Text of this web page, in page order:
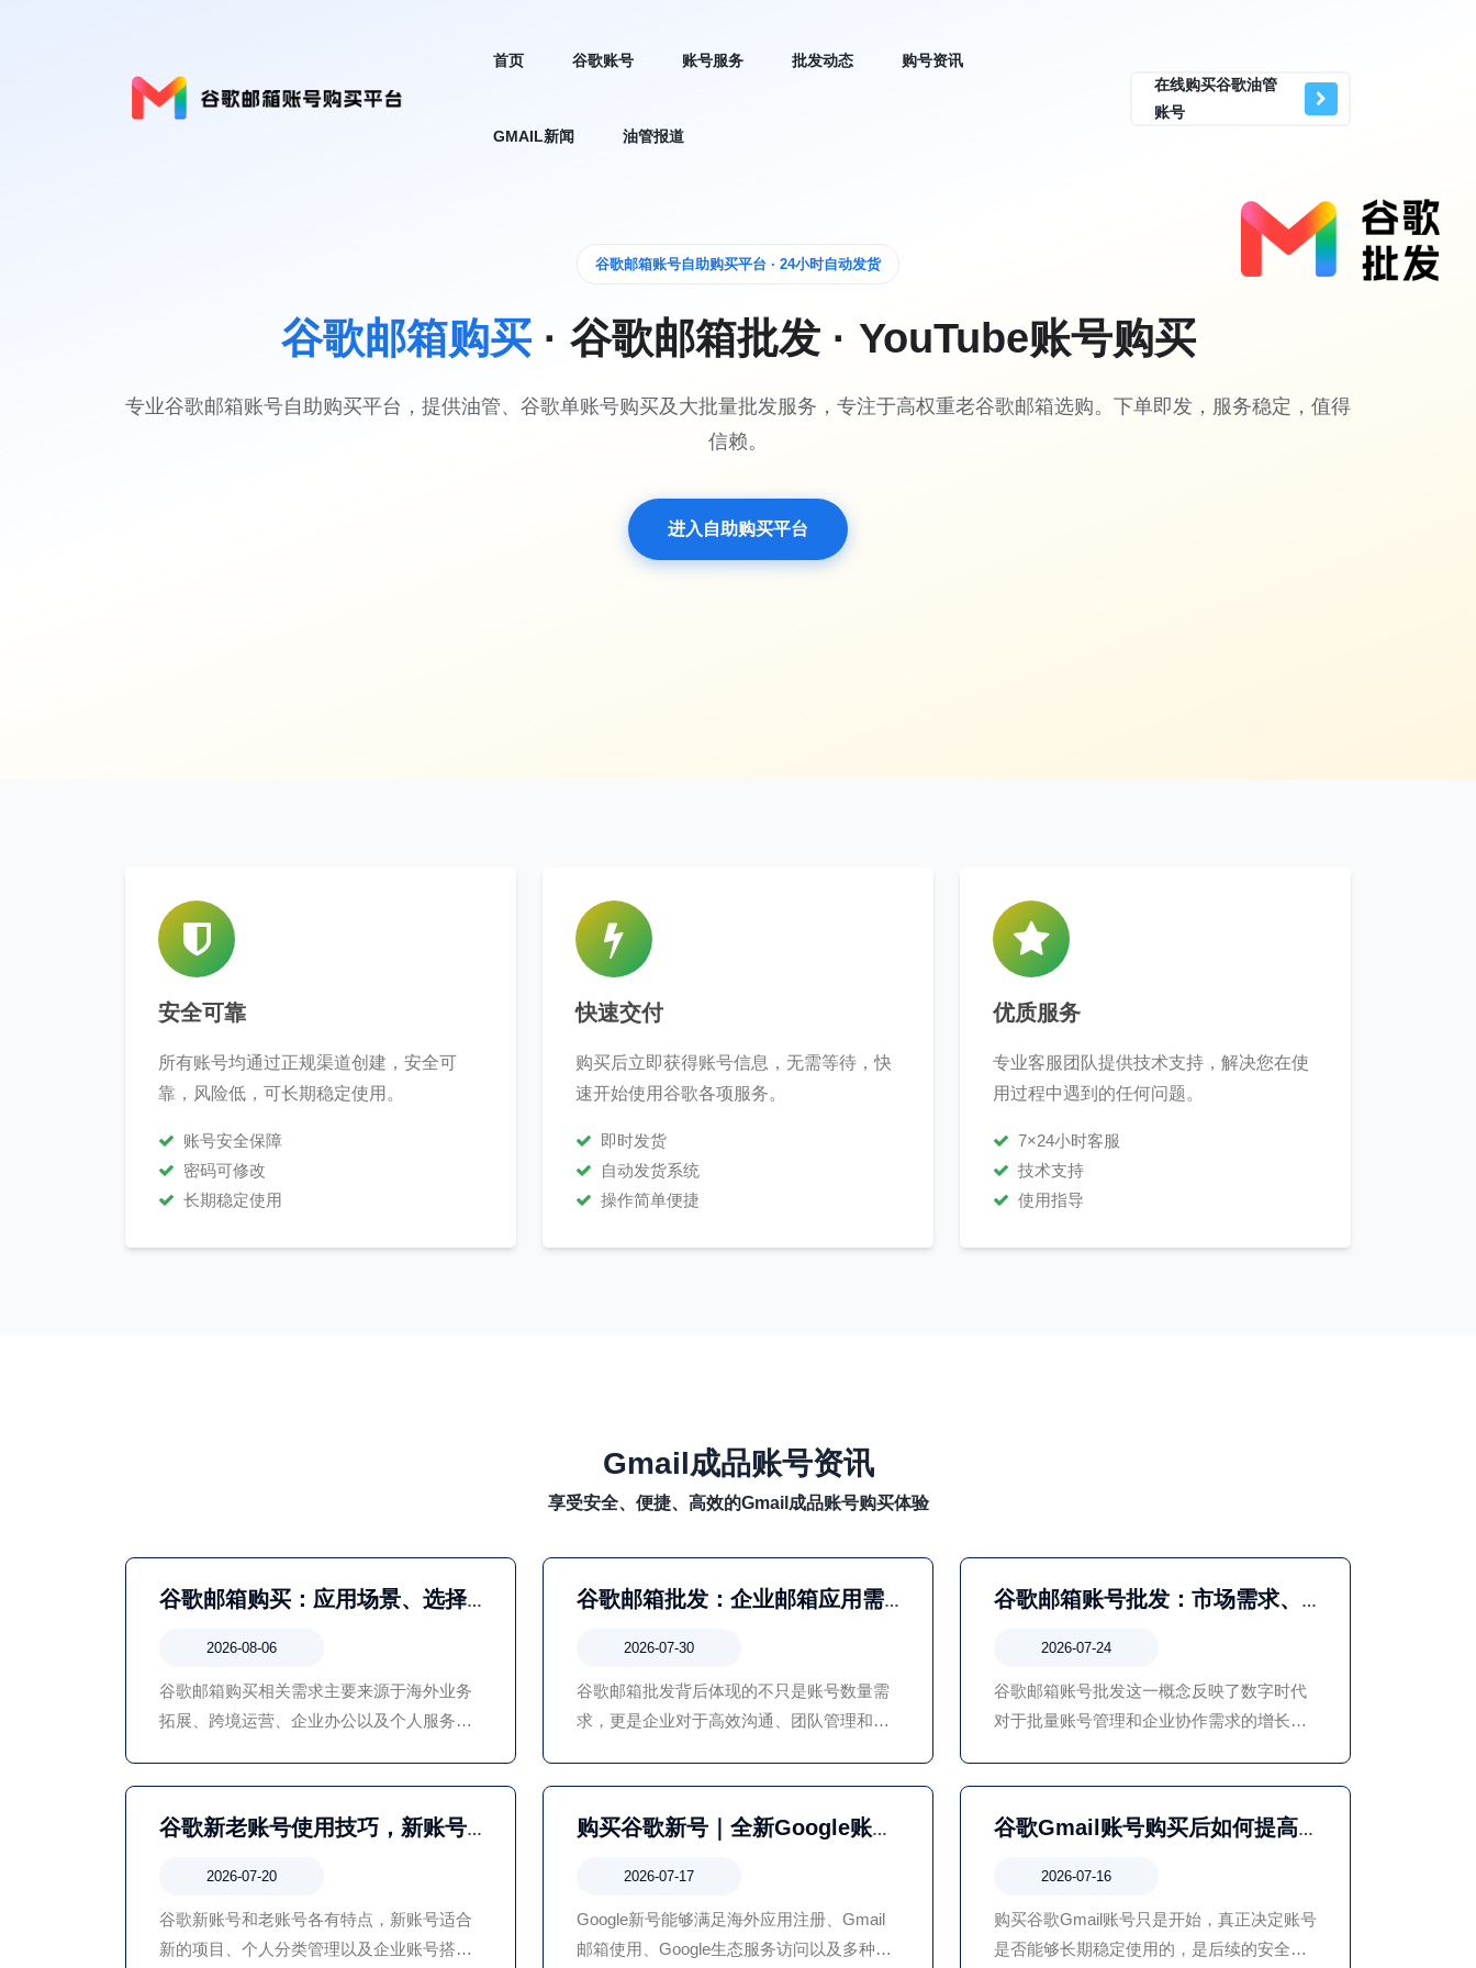
首页 谷歌账号 账号服务 批发动态 购号资讯
GMAIL新闻 油管报道
在线购买谷歌油管
账号
谷歌邮箱账号自助购买平台 · 24小时自动发货
谷歌邮箱购买· 谷歌邮箱批发 · YouTube账号购买
专业谷歌邮箱账号自助购买平台，提供油管、谷歌单账号购买及大批量批发服务，专注于高权重老谷歌邮箱选购。下单即发，服务稳定，值得
信赖。
进入自助购买平台
安全可靠
所有账号均通过正规渠道创建，安全可
靠，风险低，可长期稳定使用。
账号安全保障
密码可修改
长期稳定使用
快速交付
购买后立即获得账号信息，无需等待，快
速开始使用谷歌各项服务。
即时发货
自动发货系统
操作简单便捷
优质服务
专业客服团队提供技术支持，解决您在使
用过程中遇到的任何问题。
7×24小时客服
技术支持
使用指导
Gmail成品账号资讯
享受安全、便捷、高效的Gmail成品账号购买体验
谷歌邮箱购买：应用场景、选择
2026-08-06
谷歌邮箱购买相关需求主要来源于海外业务
拓展、跨境运营、企业办公以及个人服务使
谷歌邮箱批发：企业邮箱应用需
2026-07-30
谷歌邮箱批发背后体现的不只是账号数量需
求，更是企业对于高效沟通、团队管理和数
为业务发展的助力。
谷歌邮箱账号批发：市场需求、
2026-07-24
谷歌邮箱账号批发这一概念反映了数字时代
对于批量账号管理和企业协作需求的增长。
数量。
谷歌新老账号使用技巧，新账号
2026-07-20
谷歌新账号和老账号各有特点，新账号适合
新的项目、个人分类管理以及企业账号搭
购买谷歌新号｜全新Google账
2026-07-17
Google新号能够满足海外应用注册、Gmail
邮箱使用、Google生态服务访问以及多种第
谷歌Gmail账号购买后如何提高
2026-07-16
购买谷歌Gmail账号只是开始，真正决定账号
是否能够长期稳定使用的，是后续的安全管